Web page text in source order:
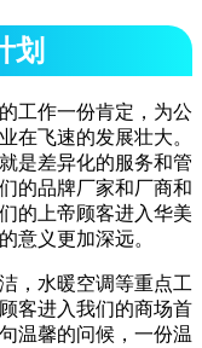
划
工作一份肯定，为公
在飞速的发展壮大。
是差异化的服务和管
的品牌厂家和厂商和
的上帝顾客进入华美
意义更加深远。
，水暖空调等重点工
客进入我们的商场首
温馨的问候，一份温